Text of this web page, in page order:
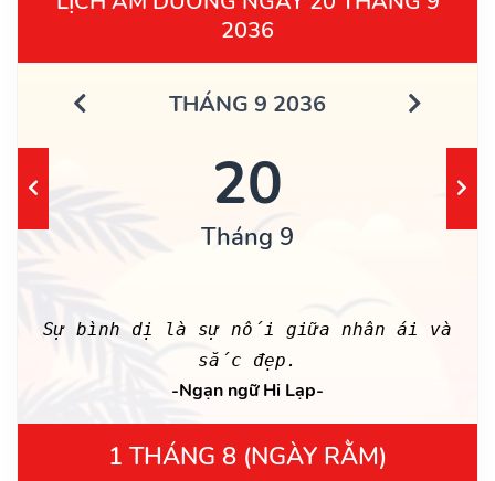
2036
THÁNG 9 2036
20
Tháng 9
Sự bình dị là sự nối giữa nhân ái và
sắc đẹp.
-Ngạn ngữ Hi Lạp-
1 THÁNG 8 (NGÀY RẰM)